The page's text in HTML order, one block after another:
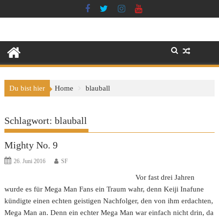
to
Du bist hier Home blauball
Schlagwort:blauball
Mighty No. 9
26. Juni 2016 SF
Vor fast drei Jahren
wurde es für Mega Man Fans ein Traum wahr, denn Keiji Inafune
kündigte einen echten geistigen Nachfolger, den von ihm erdachten,
Mega Man an. Denn ein echter Mega Man war einfach nicht drin, da